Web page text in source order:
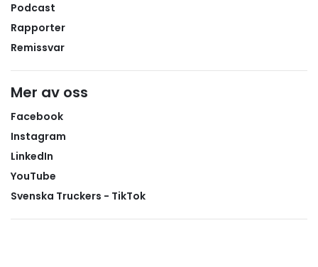
Podcast
Rapporter
Remissvar
Mer av oss
Facebook
Instagram
LinkedIn
YouTube
Svenska Truckers - TikTok